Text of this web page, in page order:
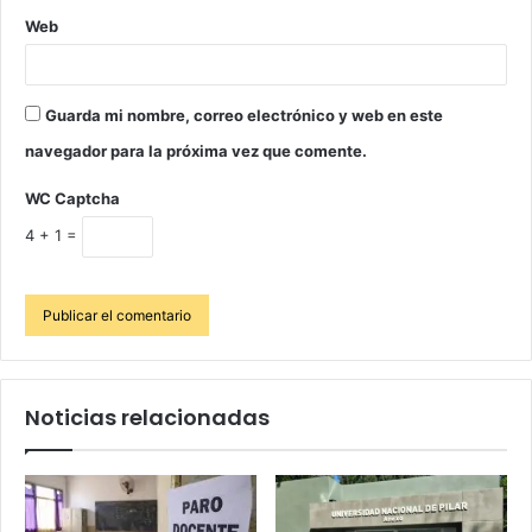
Web
Guarda mi nombre, correo electrónico y web en este
navegador para la próxima vez que comente.
WC Captcha
4 + 1 =
Noticias relacionadas